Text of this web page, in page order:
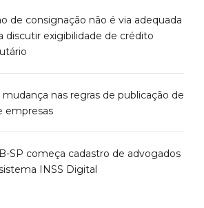
de consignação não é via adequada
discutir exigibilidade de crédito
mudança nas regras de publicação de
empresas
SP começa cadastro de advogados
INSS Digital